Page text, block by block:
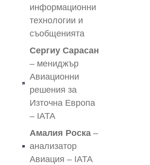
информационни
технологии и
съобщенията
Сергиу Сарасан
– мениджър
Авиационни
решения за
Източна Европа
– IATA
Амалия Роска –
анализатор
Авиация – IATA